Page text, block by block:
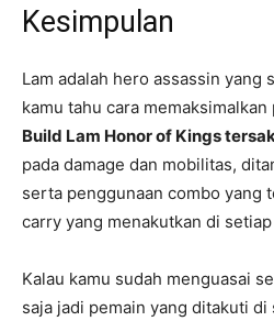
Kesimpulan
Lam adalah hero assassin yang
kamu tahu cara
Build Lam Honor of Kings
pada damage dan mobilitas,
serta penggunaan combo yang
carry yang menakutkan di
Kalau kamu sudah menguasai
saja jadi pemain yang ditakuti di